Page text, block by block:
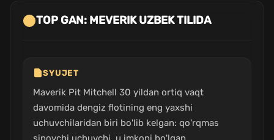
TOP GAN: MEVERIK UZBEK TILIDA
SYUJET
Maverik Pit Mitchell 30 yildan ortiq vaqt
davomida dengiz flotining eng yaxshi
uchuvchilaridan biri bo'lib kelgan: qo'rqmas